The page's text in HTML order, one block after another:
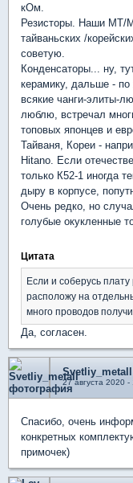
кОм.
Резисторы. Наши МТ/
тайваньских /
советую.
Конденсаторы... ну,
керамику, дальше - по
всякие чанги-элиты-
люблю, встречал
топовых японцев и
Тайваня, Кореи -
Hitano. Если
только К52-1 иногда
дыру в корпусе,
Очень редко, но
голубые окукленные
Цитата
Если и соберусь плату
расположу на
много проводов
Да, согласен.
Svetliy_metall
27 августа 2020 -
Спасибо, очень
конкретных
примочек)